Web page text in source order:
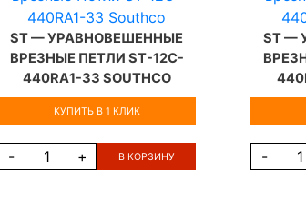
ST — УРАВНОВЕШЕННЫЕ
ВРЕЗНЫЕ ПЕТЛИ ST-12C-
440RA1-33 SOUTHCO
КУПИТЬ В 1 КЛИК
- + В КОРЗИНУ
ST —
-